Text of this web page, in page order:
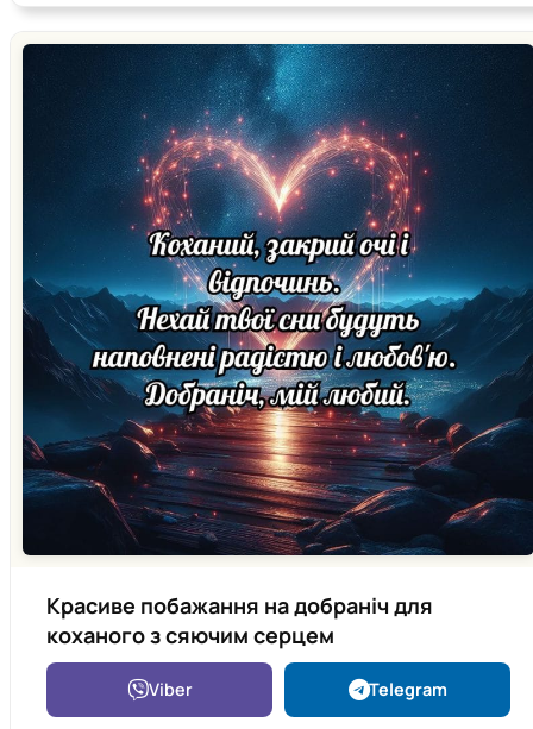
Красиве побажання на добраніч для
коханого з сяючим серцем
Viber Telegram